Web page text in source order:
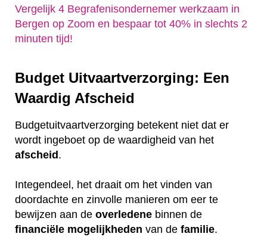
Vergelijk 4 Begrafenisondernemer werkzaam in
Bergen op Zoom en bespaar tot 40% in slechts 2
minuten tijd!
Budget Uitvaartverzorging: Een
Waardig Afscheid
Budgetuitvaartverzorging betekent niet dat er
wordt ingeboet op de waardigheid van het
afscheid .
Integendeel, het draait om het vinden van
doordachte en zinvolle manieren om eer te
bewijzen aan de overledene binnen de
financiële mogelijkheden van de familie.